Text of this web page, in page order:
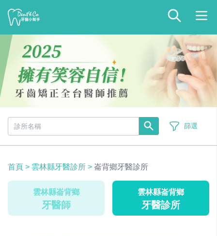
篩選
首頁 > 雲林縣牙醫診所 > 崙背鄉牙醫診所
雲林縣崙背鄉
牙醫師
雲林縣崙背鄉
牙醫診所